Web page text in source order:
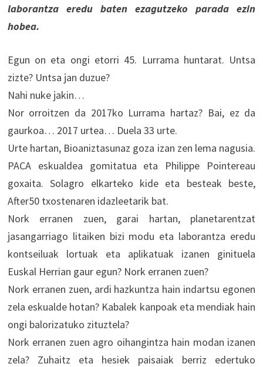
laborantza eredu baten ezagutzeko parada ezin
hobea.
Egun on eta ongi etorri 45. Lurrama huntarat. Untsa
zizte? Untsa jan duzue?
Nahi nuke jakin…
Nor orroitzen da 2017ko Lurrama hartaz? Bai, ez da
gaurkoa… 2017 urtea… Duela 33 urte.
Urte hartan, Bioaniztasunaz goza izan zen lema nagusia.
PACA eskualdea gomitatua eta Philippe Pointereau
goxaita. Solagro elkarteko kide eta besteak beste,
After50 txostenaren idazleetarik bat.
Nork erranen zuen, garai hartan, planetarentzat
jasangarriago litaiken bizi modu eta laborantza eredu
kontseiluak lortuak eta aplikatuak izanen ginituela
Euskal Herrian gaur egun? Nork erranen zuen?
Nork erranen zuen, ardi hazkuntza hain indartsu egonen
zela eskualde hotan? Kabalek kanpoak eta mendiak hain
ongi balorizatuko zituztela?
Nork erranen zuen agro oihangintza hain modan izanen
zela? Zuhaitz eta hesiek paisaiak berriz edertuko